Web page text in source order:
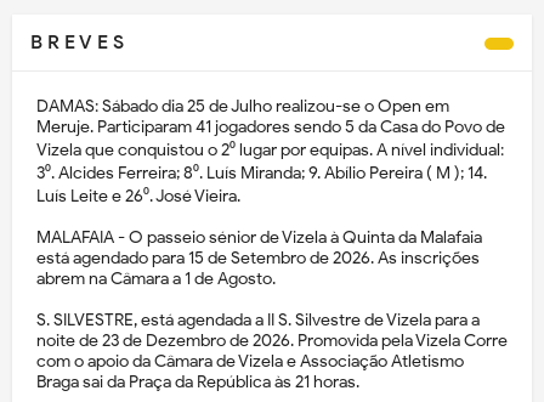
B R E V E S
DAMAS: Sábado dia 25 de Julho realizou-se o Open em
Meruje. Participaram 41 jogadores sendo 5 da Casa do Povo de
Vizela que conquistou o 2⁰ lugar por equipas. A nível individual:
3⁰. Alcides Ferreira; 8⁰. Luís Miranda; 9. Abílio Pereira ( M ); 14.
Luís Leite e 26⁰. José Vieira.
MALAFAIA - O passeio sénior de Vizela à Quinta da Malafaia
está agendado para 15 de Setembro de 2026. As inscrições
abrem na Câmara a 1 de Agosto.
S. SILVESTRE, está agendada a II S. Silvestre de Vizela para a
noite de 23 de Dezembro de 2026. Promovida pela Vizela Corre
com o apoio da Câmara de Vizela e Associação Atletismo
Braga sai da Praça da República às 21 horas.